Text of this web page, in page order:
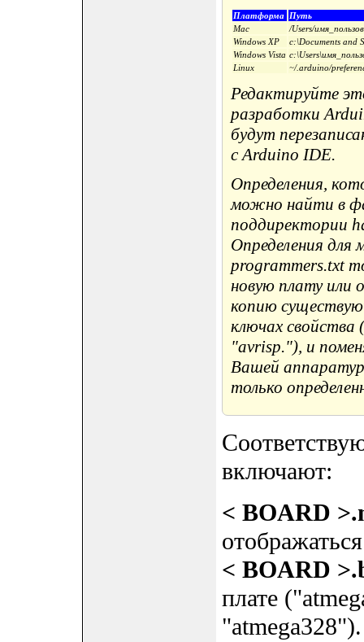
Платформа
Путь
Mac
/Users/
Windows XP
c:\Documents and
Windows Vista
Linux
~/.arduino/
Редактируйте
разработки
будут
с Arduino IDE.
Определения,
можно найти в
поддиректории
Определения для
programmers.txt
новую плату или
копию
ключах свойства
"avrisp."), и
Вашей
только
включают:
< BOARD
< BOARD
плате
"atmega328").